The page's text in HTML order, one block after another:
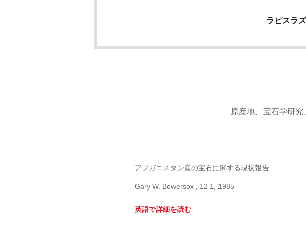
ラピスラ
原産地、宝石学研究
アフガニスタン産の宝石に関する現状報告
Gary W. Bowersox , 12 1, 1985
英語で詳細を読む